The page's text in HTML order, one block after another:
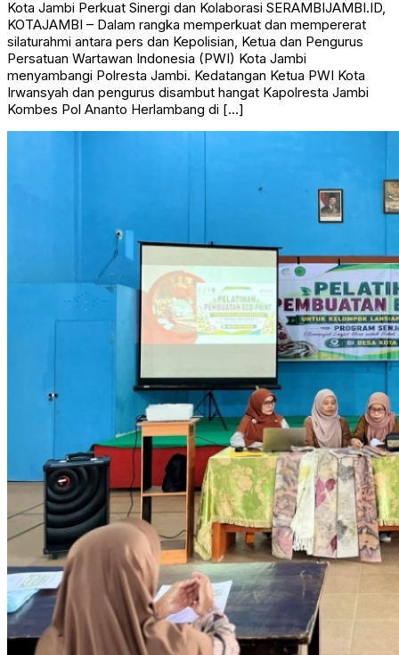
Kota Jambi Perkuat Sinergi dan Kolaborasi SERAMBIJAMBI.ID,
KOTAJAMBI – Dalam rangka memperkuat dan mempererat
silaturahmi antara pers dan Kepolisian, Ketua dan Pengurus
Persatuan Wartawan Indonesia (PWI) Kota Jambi
menyambangi Polresta Jambi. Kedatangan Ketua PWI Kota
Irwansyah dan pengurus disambut hangat Kapolresta Jambi
Kombes Pol Ananto Herlambang di […]